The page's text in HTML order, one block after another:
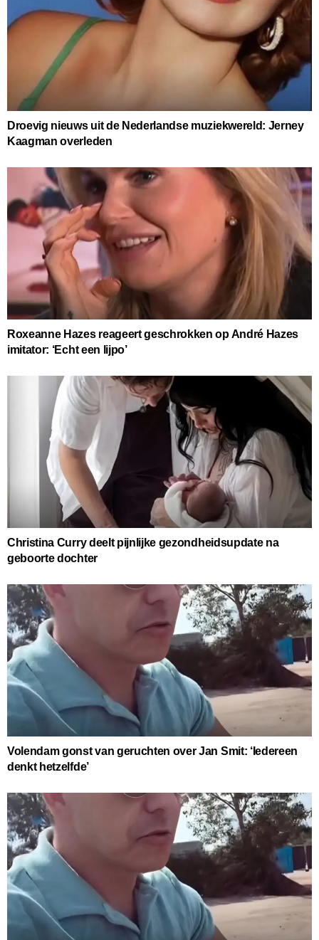
Droevig nieuws uit de Nederlandse muziekwereld: Jerney
Kaagman overleden
Roxeanne Hazes reageert geschrokken op André Hazes
imitator: ‘Echt een lijpo’
Christina Curry deelt pijnlijke gezondheidsupdate na
geboorte dochter
Volendam gonst van geruchten over Jan Smit: ‘Iedereen
denkt hetzelfde’